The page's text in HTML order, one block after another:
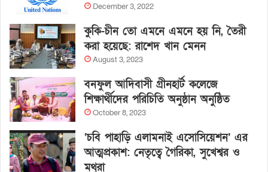
December 3, 2022
কুকি-চীন তো এমনে এমনে হয় নি, তৈরী
করা হয়েছে: রাশেদ খান মেনন
August 3, 2023
বনফুল আদিবাসী গ্রীনহার্ট কলেজে
শিক্ষার্থীদের পরিচিতি অনুষ্ঠান অনুষ্ঠিত
October 8, 2023
‘চবি পাহাড়ি এলামনাই এসোসিয়েশন’ এর
আত্মপ্রকাশ: নেতৃত্বে গৈরিকা, সুখেশ্বর ও
মথুরা